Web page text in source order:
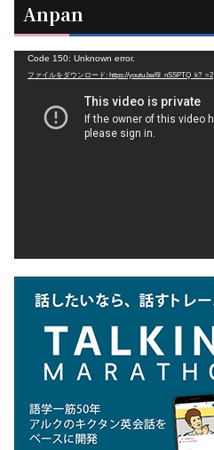
Anpan
Code 150: Unknown error.
ファイルをダウンロード: https://youtu.be/6l_nSSPTQ_k?_=2